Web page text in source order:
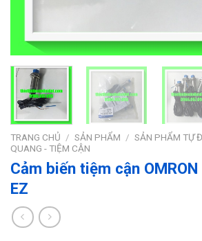
TRANG CHỦ / SẢN PHẨM / SẢN PHẨM TỰ
QUANG - TIỆM CẬN
Cảm biến tiệm cận
EZ